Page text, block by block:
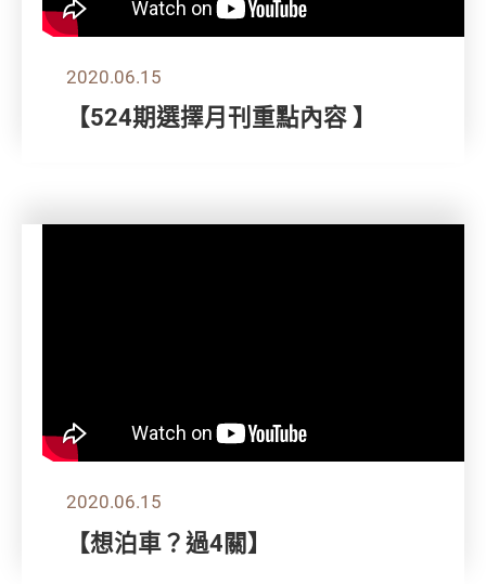
2020.06.15
【524期選擇月刊重點內容 】
2020.06.15
【想泊車？過4關】